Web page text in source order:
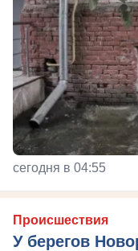
сегодня в 04:55
Происшествия
У берегов